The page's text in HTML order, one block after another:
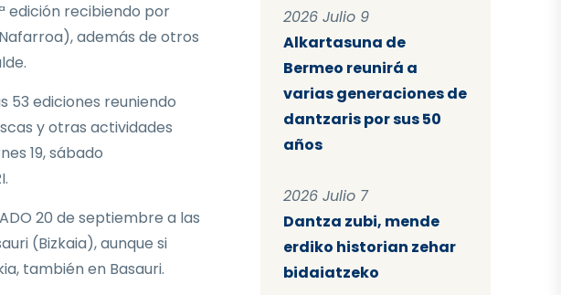
edición recibiendo por
además de otros
53 ediciones reuniendo
y otras actividades
19, sábado
20 de septiembre a las
(Bizkaia), aunque si
también en Basauri.
2026 Julio 9
Alkartasuna de
Bermeo reunirá a
varias generaciones de
dantzaris por sus 50
años
2026 Julio 7
Dantza zubi, mende
erdiko historian zehar
bidaiatzeko